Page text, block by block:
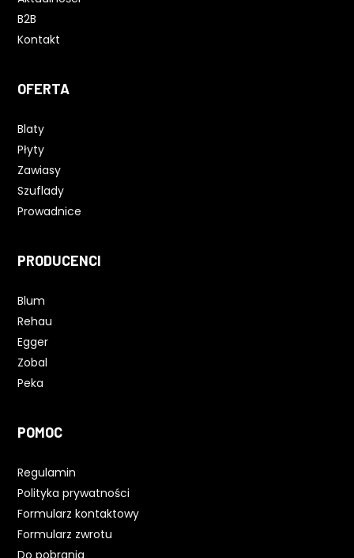
B2B
Kontakt
OFERTA
Blaty
Płyty
Zawiasy
Szuflady
Prowadnice
PRODUCENCI
Blum
Rehau
Egger
Zobal
Peka
POMOC
Regulamin
Polityka prywatności
Formularz kontaktowy
Formularz zwrotu
Do pobrania